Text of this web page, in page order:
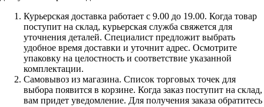
Курьерская доставка работает с 9.00 до 19.00. Когда товар
поступит на склад, курьерская служба свяжется для
уточнения деталей. Специалист предложит выбрать
удобное время доставки и уточнит адрес. Осмотрите
упаковку на целостность и соответствие указанной
комплектации.
Самовывоз из магазина. Список торговых точек для
выбора появится в корзине. Когда заказ поступит на склад,
вам придет уведомление. Для получения заказа обратитесь